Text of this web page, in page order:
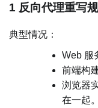
1 反向代理重写
典型情况：
Web 服
前端构
浏览器
在一起。